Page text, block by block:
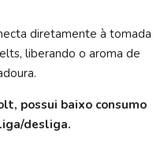
diretamente à tomada
liberando o aroma de
possui baixo consumo
desliga.